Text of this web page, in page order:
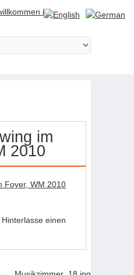
im
2010
Hinterlasse einen